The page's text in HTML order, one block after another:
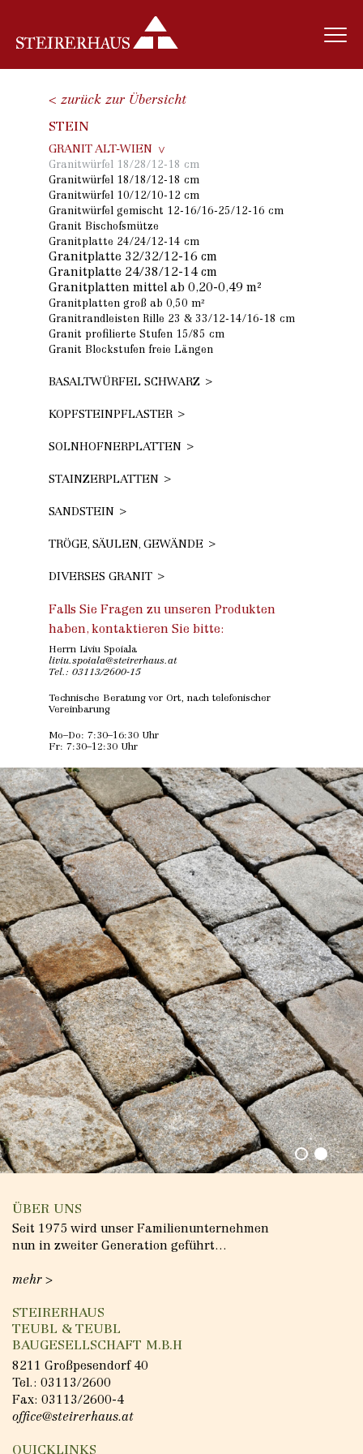
< zurück zur Übersicht
STEIN
GRANIT ALT-WIEN
Granitwürfel 18/28/12-18 cm
Granitwürfel 18/18/12-18 cm
Granitwürfel 10/12/10-12 cm
Granitwürfel gemischt 12-16/16-25/12-16 cm
Granit Bischofsmütze
Granitplatte 24/24/12-14 cm
Granitplatte 32/32/12-16 cm
Granitplatte 24/38/12-14 cm
Granitplatten mittel ab 0,20-0,49 m²
Granitplatten groß ab 0,50 m²
Granitrandleisten Rille 23 & 33/12-14/16-18 cm
Granit profilierte Stufen 15/85 cm
Granit Blockstufen freie Längen
BASALTWÜRFEL SCHWARZ
KOPFSTEINPFLASTER
SOLNHOFNERPLATTEN
STAINZERPLATTEN
SANDSTEIN
TRÖGE, SÄULEN, GEWÄNDE
DIVERSES GRANIT
Falls Sie Fragen zu unseren Produkten
haben, kontaktieren Sie bitte:
Herrn Liviu Spoiala
liviu.spoiala@steirerhaus.at
Tel.: 03113/2600-15
Technische Beratung vor Ort, nach telefonischer
Vereinbarung
Mo–Do: 7:30–16:30 Uhr
Fr: 7:30–12:30 Uhr
ÜBER UNS
Seit 1975 wird unser Familienunternehmen
nun in zweiter Generation geführt…
mehr >
STEIRERHAUS
TEUBL & TEUBL
BAUGESELLSCHAFT M.B.H
8211 Großpesendorf 40
Tel.: 03113/2600
Fax: 03113/2600-4
office@steirerhaus.at
QUICKLINKS